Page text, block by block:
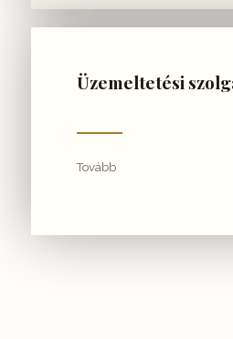
Üzemeltetési
Tovább